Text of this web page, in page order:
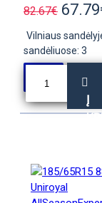
82.67€
Vilniaus
sandėliuose: 3
Į